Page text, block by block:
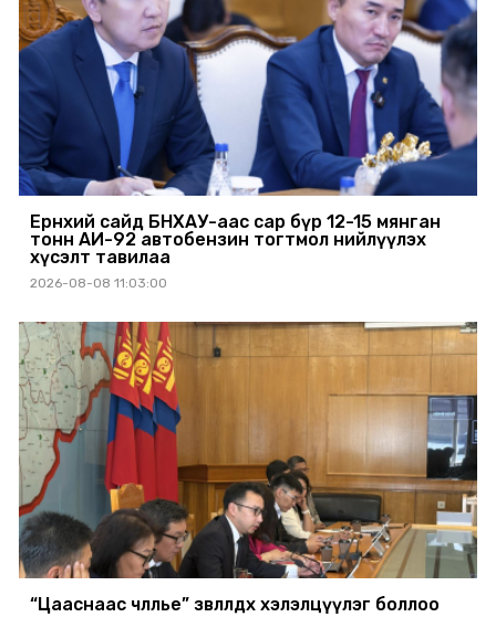
Ерөнхий сайд БНХАУ-аас сар бүр 12-15 мянган
тонн АИ-92 автобензин тогтмол нийлүүлэх
хүсэлт тавилаа
2026-08-08 11:03:00
“Цааснаас чөлөөлье” зөвлөлдөх хэлэлцүүлэг боллоо